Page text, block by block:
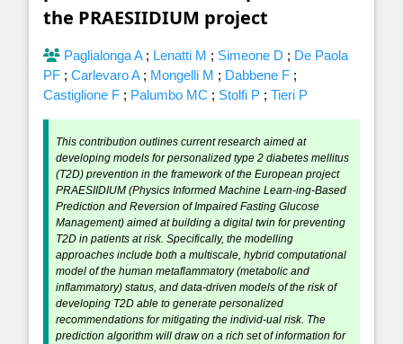
the PRAESIIDIUM project
Paglialonga A ; Lenatti M ; Simeone D ; De Paola
PF ; Carlevaro A ; Mongelli M ; Dabbene F ;
Castiglione F ; Palumbo MC ; Stolfi P ; Tieri P
This contribution outlines current research aimed at
developing models for personalized type 2 diabetes mellitus
(T2D) prevention in the framework of the European project
PRAESIIDIUM (Physics Informed Machine Learn-ing-Based
Prediction and Reversion of Impaired Fasting Glucose
Management) aimed at building a digital twin for preventing
T2D in patients at risk. Specifically, the modelling
approaches include both a multiscale, hybrid computational
model of the human metaflammatory (metabolic and
inflammatory) status, and data-driven models of the risk of
developing T2D able to generate personalized
recommendations for mitigating the individ-ual risk. The
prediction algorithm will draw on a rich set of information for